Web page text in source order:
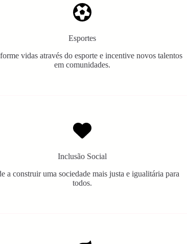
Esportes
vidas através do esporte e incentive novos talentos
em comunidades.
Inclusão Social
a construir uma sociedade mais justa e igualitária para
todos.